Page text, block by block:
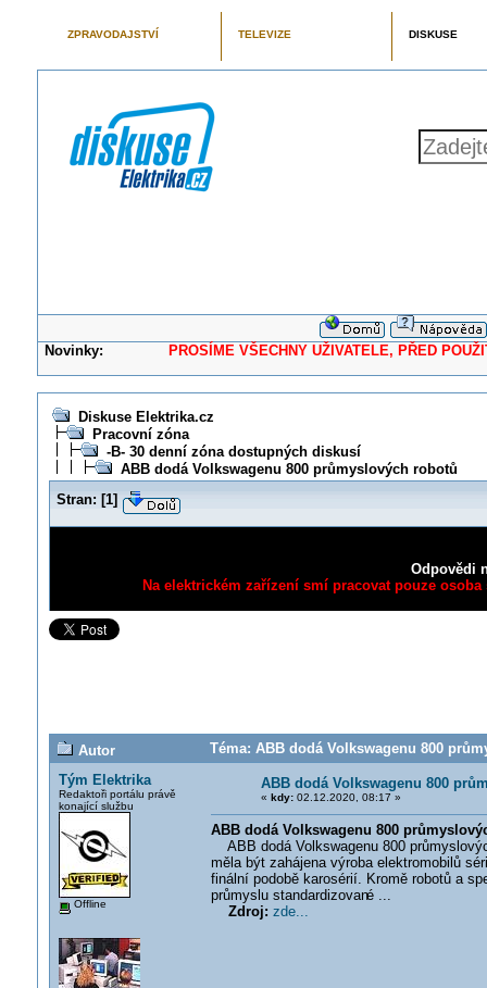
ZPRAVODAJSTVÍ TELEVIZE DISKUSE
Novinky: PROSÍME VŠECHNY UŽIVATELE, PŘED
Diskuse Elektrika.cz
Pracovní zóna
-B- 30 denní zóna dostupných diskusí
ABB dodá Volkswagenu 800 průmyslových robotů
Stran: [1]
Odpovědi
Na elektrickém zařízení smí pracovat pouze
Autor
Téma: ABB dodá Volkswagenu 800
Tým Elektrika
Redaktoři portálu právě
konající službu
Offline
ABB dodá Volkswagenu 800
« kdy:02.12.2020, 08:17 »
ABB dodá Volkswagenu 800
ABB dodá Volkswagenu 800
měla být zahájena výroba elektromobilů
finální podobě karosérií. Kromě robotů a
průmyslu standardizované ...
Zdroj: zde...